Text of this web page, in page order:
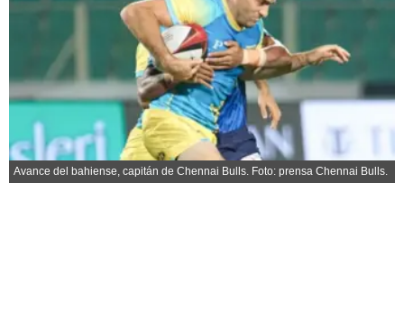
Espacio empresas
Sociedad y tiempo
Sociedad
Tecnología
Turismo
Salud
Es viral
El tiempo
Fúnebres
Avance del bahiense, capitán de Chennai Bulls. Foto: prensa Chennai Bulls.